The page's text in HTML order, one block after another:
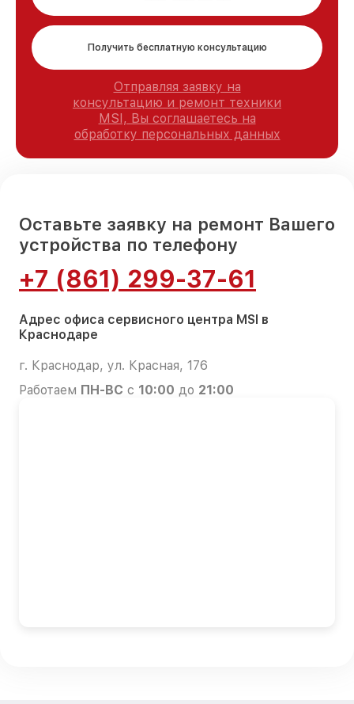
Получить бесплатную консультацию
Отправляя заявку на
консультацию и ремонт техники
MSI, Вы соглашаетесь на
обработку персональных данных
Оставьте заявку на ремонт Вашего
устройства по телефону
+7 (861) 299-37-61
Адрес офиса сервисного центра MSI в
Краснодаре
г. Краснодар, ул. Красная, 176
Работаем ПН-ВС с 10:00 до 21:00